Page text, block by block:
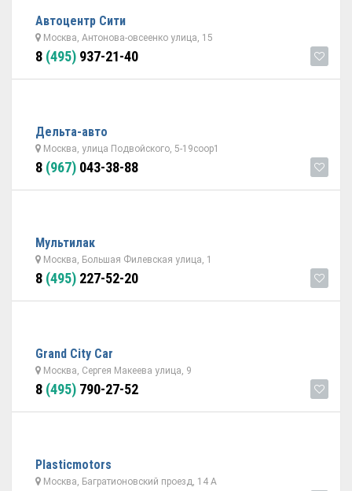
Автоцентр Сити
Москва, Антонова-овсеенко улица, 15
8 (495) 937-21-40
Дельта-авто
Москва, улица Подвойского, 5-19соор1
8 (967) 043-38-88
Мультилак
Москва, Большая Филевская улица, 1
8 (495) 227-52-20
Grand City Car
Москва, Сергея Макеева улица, 9
8 (495) 790-27-52
Plasticmotors
Москва, Багратионовский проезд, 14 А